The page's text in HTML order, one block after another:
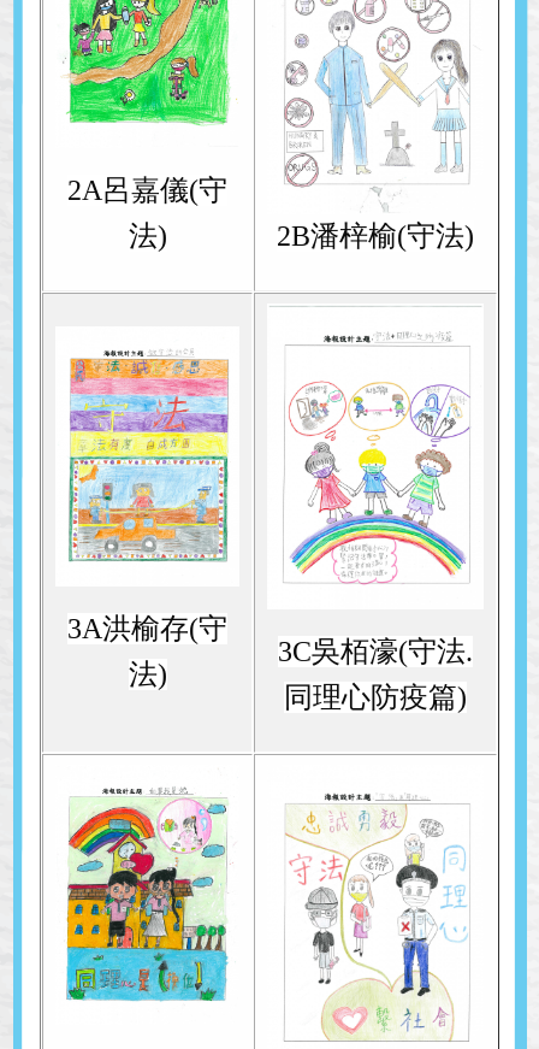
2A呂嘉儀(守
法)
2B潘梓榆(守法)
3A洪榆存(守
法)
3C吳栢濠(守法.
同理心防疫篇)